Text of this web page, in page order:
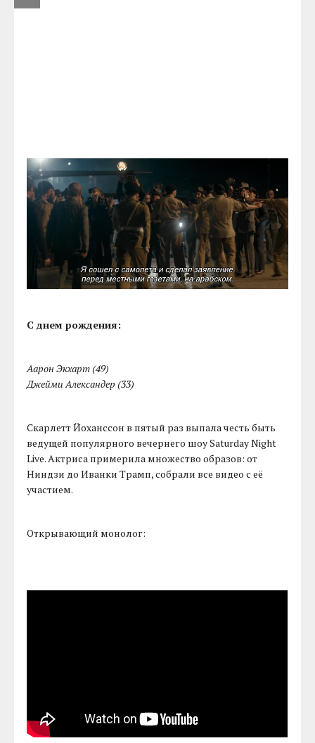
С днем рождения:
Аарон Экхарт (49)
Джейми Александер (33)
Скарлетт Йоханссон в пятый раз выпала честь быть
ведущей популярного вечернего шоу Saturday Night
Live. Актриса примерила множество образов: от
Ниндзи до Иванки Трамп, собрали все видео с её
участием.
Открывающий монолог: